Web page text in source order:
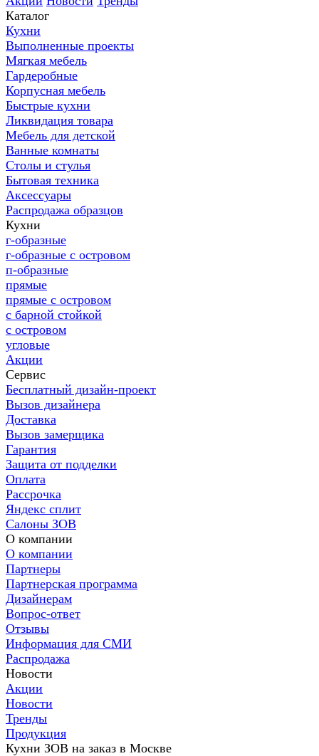
Каталог
Кухни
Выполненные проекты
Мягкая мебель
Гардеробные
Корпусная мебель
Быстрые кухни
Ликвидация товара
Мебель для детской
Ванные комнаты
Столы и стулья
Бытовая техника
Аксессуары
Распродажа образцов
Кухни
г-образные
г-образные с островом
п-образные
прямые
прямые с островом
с барной стойкой
с островом
угловые
Акции
Сервис
Бесплатный дизайн-проект
Вызов дизайнера
Доставка
Вызов замерщика
Гарантия
Защита от подделки
Оплата
Рассрочка
Яндекс сплит
Салоны ЗОВ
О компании
О компании
Партнеры
Партнерская программа
Дизайнерам
Вопрос-ответ
Отзывы
Информация для СМИ
Распродажа
Новости
Акции
Новости
Тренды
Продукция
Кухни ЗОВ на заказ в Москве